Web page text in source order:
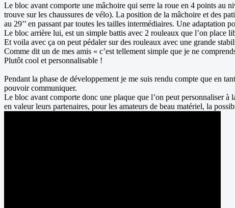
Le bloc avant comporte une mâchoire qui serre la roue en 4 points au
trouve sur les chaussures de vélo). La position de la mâchoire et des
au 29’’ en passant par toutes les tailles intermédiaires. Une adaptation
Le bloc arrière lui, est un simple battis avec 2 rouleaux que l’on place
Et voila avec ça on peut pédaler sur des rouleaux avec une grande
Comme dit un de mes amis « c’est tellement simple que je ne
Plutôt cool et personnalisable !
Pendant la phase de développement je me suis rendu compte que en
pouvoir communiquer.
Le bloc avant comporte donc une plaque que l’on peut personnaliser
en valeur leurs partenaires, pour les amateurs de beau matériel, la